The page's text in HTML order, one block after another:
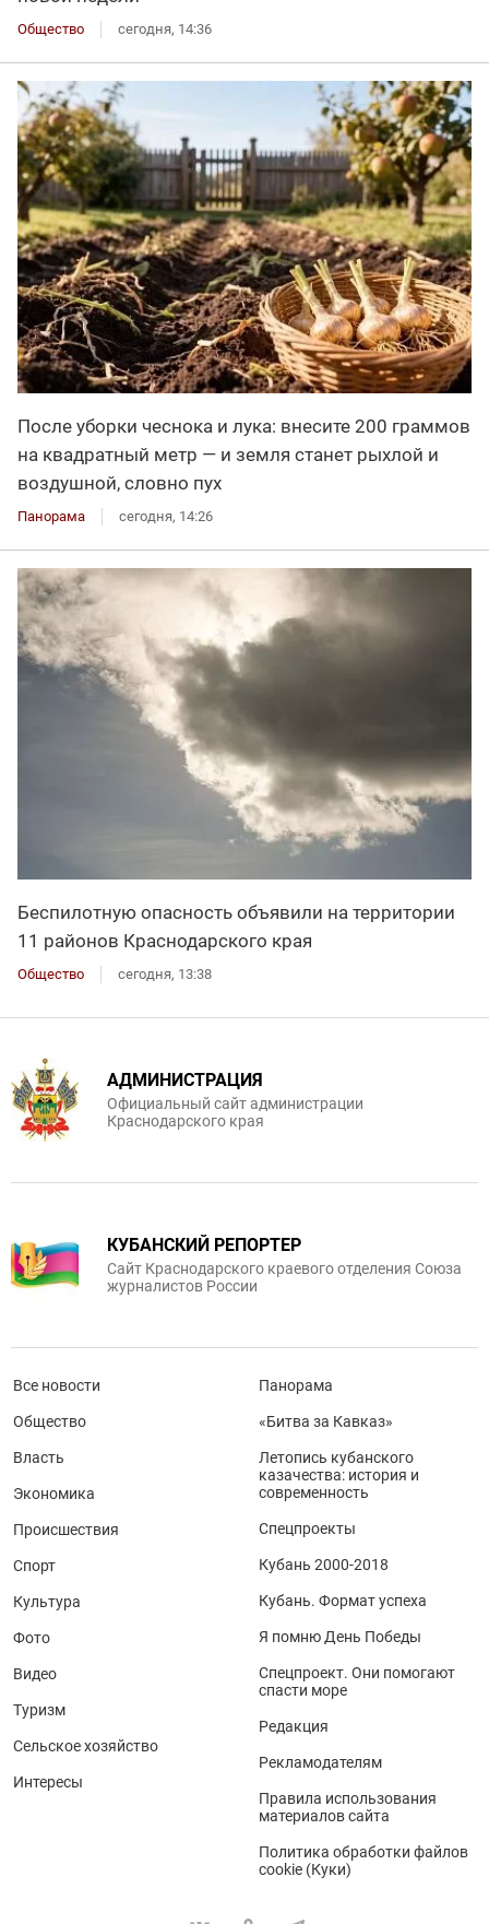
Общество сегодня, 14:36
После уборки чеснока и лука: внесите 200 граммов
на квадратный метр — и земля станет рыхлой и
воздушной, словно пух
Панорама сегодня, 14:26
Беспилотную опасность объявили на территории
11 районов Краснодарского края
Общество сегодня, 13:38
АДМИНИСТРАЦИЯ
Официальный сайт администрации
Краснодарского края
КУБАНСКИЙ РЕПОРТЕР
Сайт Краснодарского краевого отделения Союза
журналистов России
Все новости
Общество
Власть
Экономика
Происшествия
Спорт
Культура
Фото
Видео
Туризм
Сельское хозяйство
Интересы
Панорама
«Битва за Кавказ»
Летопись кубанского
казачества: история и
современность
Спецпроекты
Кубань 2000-2018
Кубань. Формат успеха
Я помню День Победы
Спецпроект. Они помогают
спасти море
Редакция
Рекламодателям
Правила использования
материалов сайта
Политика обработки файлов
cookie (Куки)